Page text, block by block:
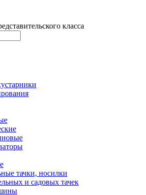
класса
тачки, носилки
и садовых тачек